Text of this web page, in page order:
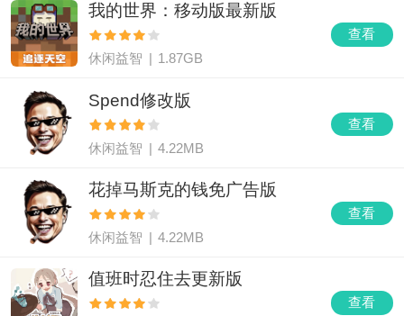
查看
我的世界：移动版最新版
休闲益智 | 1.87GB
查看
Spend修改版
休闲益智 | 4.22MB
查看
花掉马斯克的钱免广告版
休闲益智 | 4.22MB
查看
值班时忍住去更新版